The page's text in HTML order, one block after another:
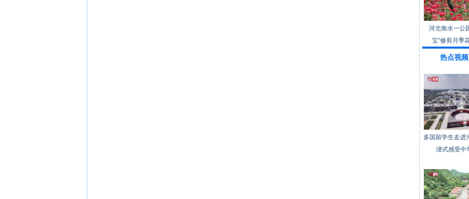
河北衡水一公
宝”修剪月季
热点视频
多国留学生走进
浸式感受中